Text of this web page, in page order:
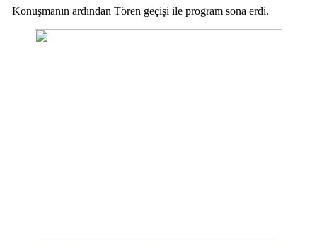
Konuşmanın ardından Tören geçişi ile program sona erdi.